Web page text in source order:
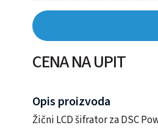
CENA NA UPIT
Opis proizvoda
Žični LCD šifrator za DSC